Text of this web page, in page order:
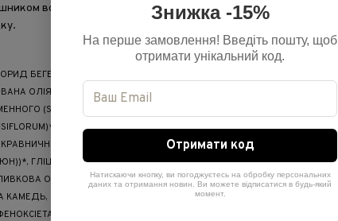
волосся по довжині та
БЕГЕНТРИМОНІЮ, МІРИСТИЛОВИЙ
ОЛІЯ ОЛІЇ ЄВРОПЕЙСЬКОЇ (OLEA
(SILYBUM MARIANUM), ЕКСТРАКТ
ЕКСТРАКТ ЦУКРОВИЛЬНОГО
(COTA TINCTORIA)*,
ГЛІЦЕРИН, ЛИМОННА КИСЛОТА,
ОЛІЯ НЕОМИЛЬНІ РЕЧОВИНИ,
КАМЕДЬ, ГІДРОКСИД НАТРІЮ,
БЕНЗИЛОВИЙ СПИРТ,
Знижка -15%
На перше замовлення! Введіть пошту, щоб
отримати унікальний код.
Отримати код
Натискаючи кнопку, ви погоджуєтесь на обробку персональних
даних та отримання новин. Ви можете відписатися в будь-який
момент.